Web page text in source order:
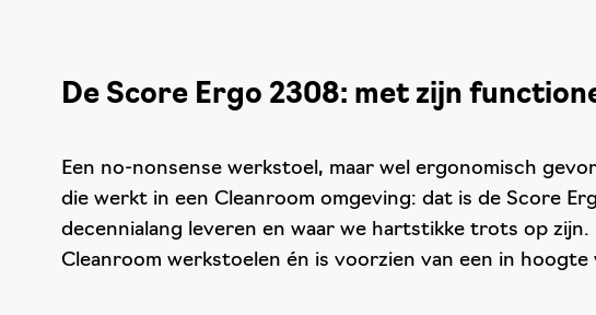
De Score Ergo 2308: met zijn
Een no-nonsense werkstoel, maar wel ergonomisch
die werkt in een Cleanroom omgeving: dat is de Score
decennialang leveren en waar we hartstikke trots op
Cleanroom werkstoelen én is voorzien van een in